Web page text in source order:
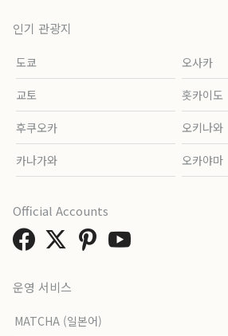
인기 관광지
도쿄 오사카
교토 홋카이도
후쿠오카 오키나와
카나가와 오카야마
운영 서비스
MATCHA (일본어)
Official Accounts